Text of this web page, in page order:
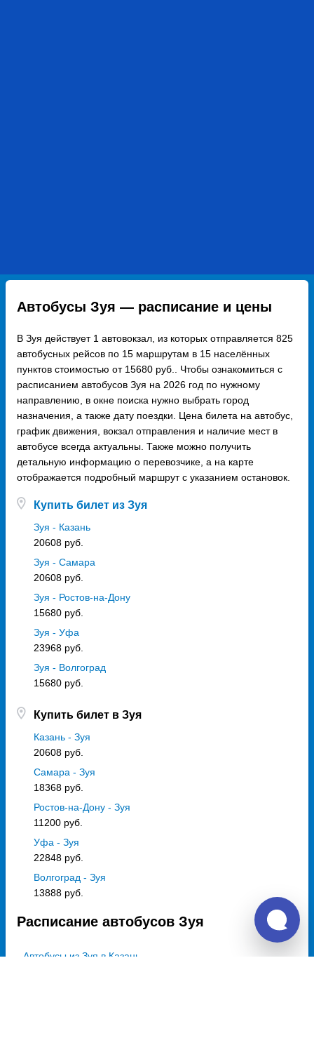
Автобусы Зуя — расписание и цены
В Зуя действует 1 автовокзал, из которых отправляется 825
автобусных рейсов по 15 маршрутам в 15 населённых
пунктов стоимостью от 15680 руб.. Чтобы ознакомиться с
расписанием автобусов Зуя на 2026 год по нужному
направлению, в окне поиска нужно выбрать город
назначения, а также дату поездки. Цена билета на автобус,
график движения, вокзал отправления и наличие мест в
автобусе всегда актуальны. Также можно получить
детальную информацию о перевозчике, а на карте
отображается подробный маршрут с указанием остановок.
Купить билет из Зуя
Зуя - Казань
20608 руб.
Зуя - Самара
20608 руб.
Зуя - Ростов-на-Дону
15680 руб.
Зуя - Уфа
23968 руб.
Зуя - Волгоград
15680 руб.
Купить билет в Зуя
Казань - Зуя
20608 руб.
Самара - Зуя
18368 руб.
Ростов-на-Дону - Зуя
11200 руб.
Уфа - Зуя
22848 руб.
Волгоград - Зуя
13888 руб.
Расписание автобусов Зуя
Автобусы из Зуя в Казань